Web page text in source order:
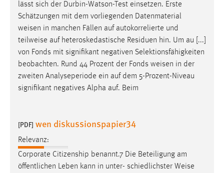
lässt sich der Durbin-Watson-Test einsetzen. Erste
Schätzungen mit dem vorliegenden Datenmaterial
weisen in manchen Fällen auf autokorrelierte und
teilweise auf heteroskedastische Residuen hin. Um au [...]
von Fonds mit signifikant negativen Selektionsfähigkeiten
beobachten. Rund 44 Prozent der Fonds weisen in der
zweiten Analyseperiode ein auf dem 5-Prozent-Niveau
signifikant negatives Alpha auf. Beim
[PDF] wen diskussionspapier34
Relevanz:
Corporate Citizenship benannt.7 Die Beteiligung am
öffentlichen Leben kann in unter- schiedlichster Weise
Facebook Pixel
Name:
_fbp
Anbieter:
Facebook
Cookie Laufzeit:
3 Monate